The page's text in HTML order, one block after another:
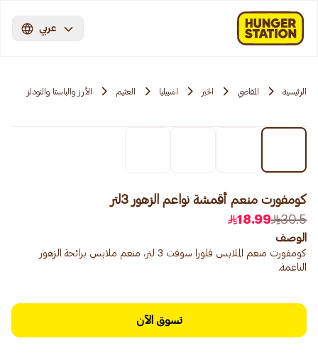
عربي
الرئيسية المقاضي الخبر اشبيليا العثيم الأرز والباستا والنودلز
كومفورت منعم أقمشة نواعم الزهور 3لتر
30.5
18.99
الوصف
كومفورت منعم الملابس فلورا سوفت 3 لتر، منعم ملابس برائحة الزهور
الناعمة.
تسوق الآن